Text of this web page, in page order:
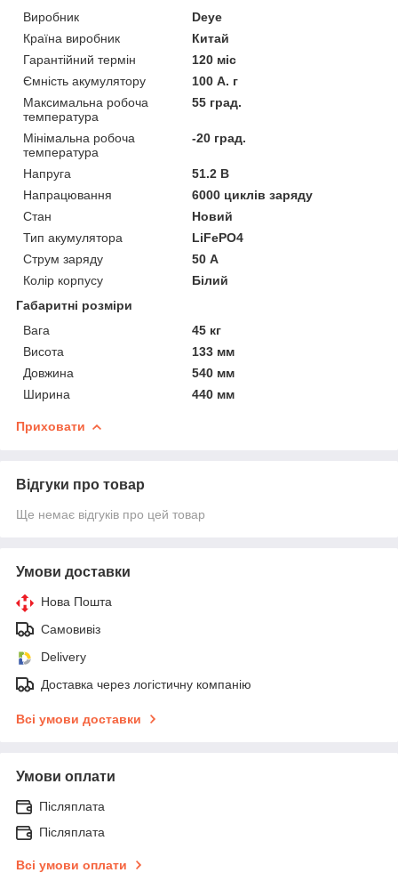
Виробник
Deye
Країна виробник
Китай
Гарантійний термін
120 міс
Ємність акумулятору
100 А. г
Максимальна робоча
температура
55 град.
Мінімальна робоча
температура
-20 град.
Напруга
51.2 В
Напрацювання
6000 циклів заряду
Стан
Новий
Тип акумулятора
LiFePO4
Струм заряду
50 А
Колір корпусу
Білий
Габаритні розміри
Вага
45 кг
Висота
133 мм
Довжина
540 мм
Ширина
440 мм
Приховати
Відгуки про товар
Ще немає відгуків про цей товар
Умови доставки
Нова Пошта
Самовивіз
Delivery
Доставка через логістичну компанію
Всі умови доставки
Умови оплати
Післяплата
Післяплата
Всі умови оплати